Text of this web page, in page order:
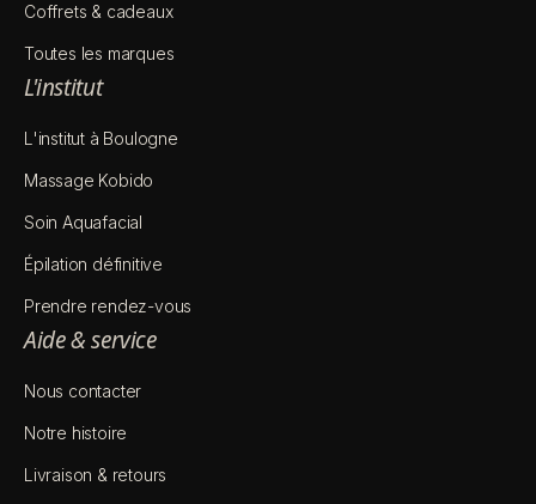
Coffrets & cadeaux
Toutes les marques
L'institut
L'institut à Boulogne
Massage Kobido
Soin Aquafacial
Épilation définitive
Prendre rendez-vous
Aide & service
Nous contacter
Notre histoire
Livraison & retours